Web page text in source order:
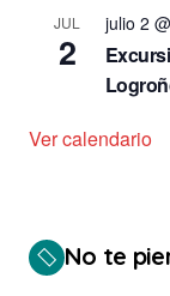
JUL
2
julio 2
Ver calendario
No te